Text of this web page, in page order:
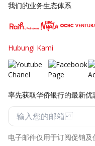
我们的业务生态体系
Hubungi Kami
率先获取华侨银行的最新优
电子邮件仅用于订阅促销及